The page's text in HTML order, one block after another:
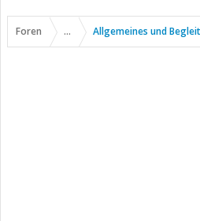
Foren ... Allgemeines und